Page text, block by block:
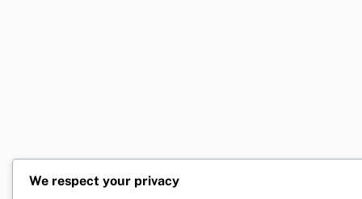
We respect your privacy